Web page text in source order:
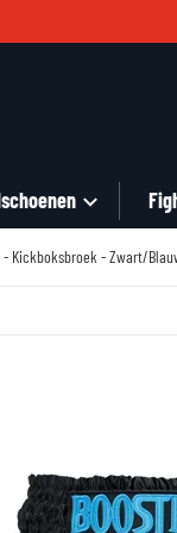
- Kickboksbroek - Zwart/